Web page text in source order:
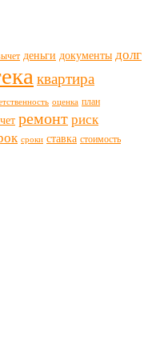
деньги документы долг
квартира
оценка план
ремонт риск
сроки ставка стоимость